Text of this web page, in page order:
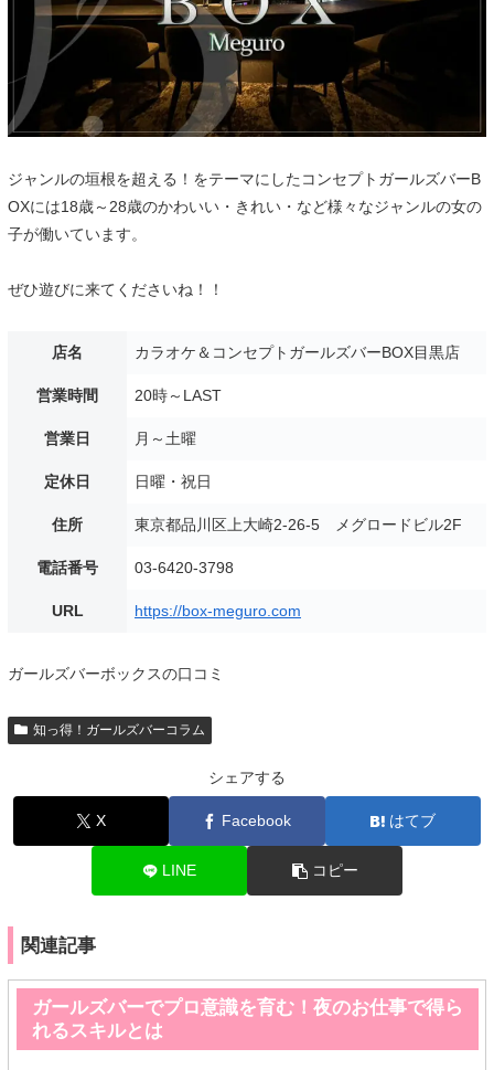
ジャンルの垣根を超える！をテーマにしたコンセプトガールズバーB
OXには18歳～28歳のかわいい・きれい・など様々なジャンルの女の
子が働いています。
ぜひ遊びに来てくださいね！！
店名 カラオケ＆コンセプトガールズバーBOX目黒店
営業時間 20時～LAST
営業日 月～土曜
定休日 日曜・祝日
住所 東京都品川区上大崎2-26-5 メグロードビル2F
電話番号 03-6420-3798
URL https://box-meguro.com
ガールズバーボックスの口コミ
知っ得！ガールズバーコラム
シェアする
X Facebook はてブ
LINE コピー
関連記事
ガールズバーでプロ意識を育む！夜のお仕事で得ら
れるスキルとは